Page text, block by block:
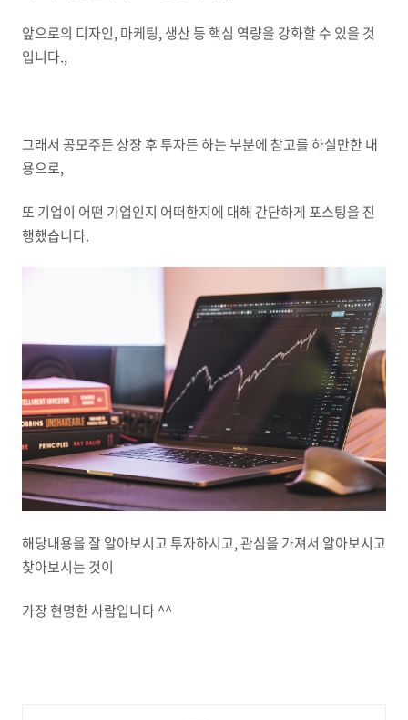
앞으로의 디자인, 마케팅, 생산 등 핵심 역량을 강화할 수 있을 것
입니다.,
그래서 공모주든 상장 후 투자든 하는 부분에 참고를 하실만한 내
용으로,
또 기업이 어떤 기업인지 어떠한지에 대해 간단하게 포스팅을 진
행했습니다.
해당내용을 잘 알아보시고 투자하시고, 관심을 가져서 알아보시고
찾아보시는 것이
가장 현명한 사람입니다 ^^